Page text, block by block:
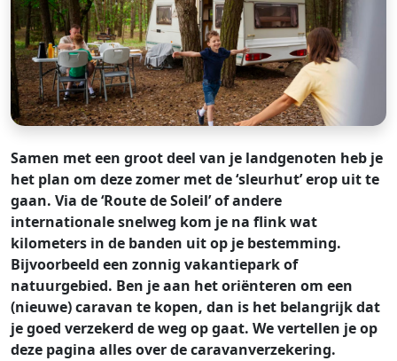
Samen met een groot deel van je landgenoten heb je
het plan om deze zomer met de ‘sleurhut’ erop uit te
gaan. Via de ‘Route de Soleil’ of andere
internationale snelweg kom je na flink wat
kilometers in de banden uit op je bestemming.
Bijvoorbeeld een zonnig vakantiepark of
natuurgebied. Ben je aan het oriënteren om een
(nieuwe) caravan te kopen, dan is het belangrijk dat
je goed verzekerd de weg op gaat. We vertellen je op
deze pagina alles over de caravanverzekering.